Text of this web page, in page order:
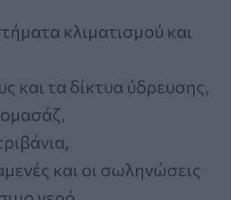
κλιματισμού και
και τα δίκτυα ύδρευσης,
και οι σωληνώσεις